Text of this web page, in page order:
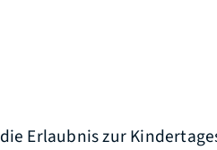
Erlaubnis zur